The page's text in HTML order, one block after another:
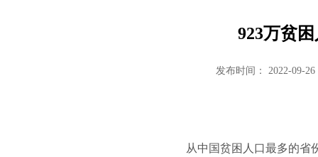
923万贫
发布时间： 2022-09-
从中国贫困人口最多的省